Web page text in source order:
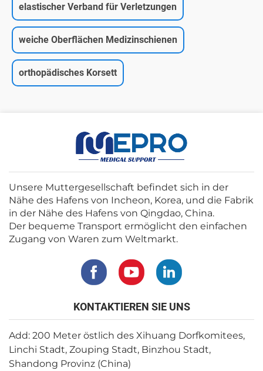
elastischer Verband für Verletzungen
weiche Oberflächen Medizinschienen
orthopädisches Korsett
Unsere Muttergesellschaft befindet sich in der
Nähe des Hafens von Incheon, Korea, und die Fabrik
in der Nähe des Hafens von Qingdao, China.
Der bequeme Transport ermöglicht den einfachen
Zugang von Waren zum Weltmarkt.
KONTAKTIEREN SIE UNS
Add: 200 Meter östlich des Xihuang Dorfkomitees,
Linchi Stadt, Zouping Stadt, Binzhou Stadt,
Shandong Provinz (China)